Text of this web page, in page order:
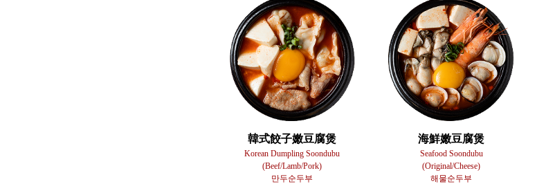
韓式餃子嫩豆腐煲
Korean Dumpling Soondubu
(Beef/Lamb/Pork)
만두순두부
海鮮嫩豆腐煲
Seafood Soondubu
(Original/Cheese)
해물순두부